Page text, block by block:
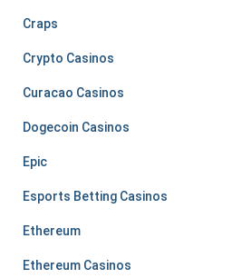
Craps
Crypto Casinos
Curacao Casinos
Dogecoin Casinos
Epic
Esports Betting Casinos
Ethereum
Ethereum Casinos